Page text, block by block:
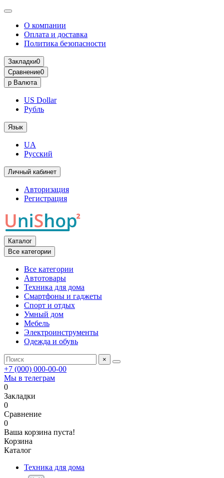
О компании
Оплата и доставка
Политика безопасности
Закладки0
Сравнение0
р Валюта
US Dollar
Рубль
Язык
UA
Русский
Личный кабинет
Авторизация
Регистрация
Каталог
Все категории
Все категории
Автотовары
Техника для дома
Смартфоны и гаджеты
Спорт и отдых
Умный дом
Мебель
Электроинструменты
Одежда и обувь
×
+7 (000) 000-00-00
Мы в телеграм
0
Закладки
0
Сравнение
0
Ваша корзина пуста!
Корзина
Каталог
Техника для дома